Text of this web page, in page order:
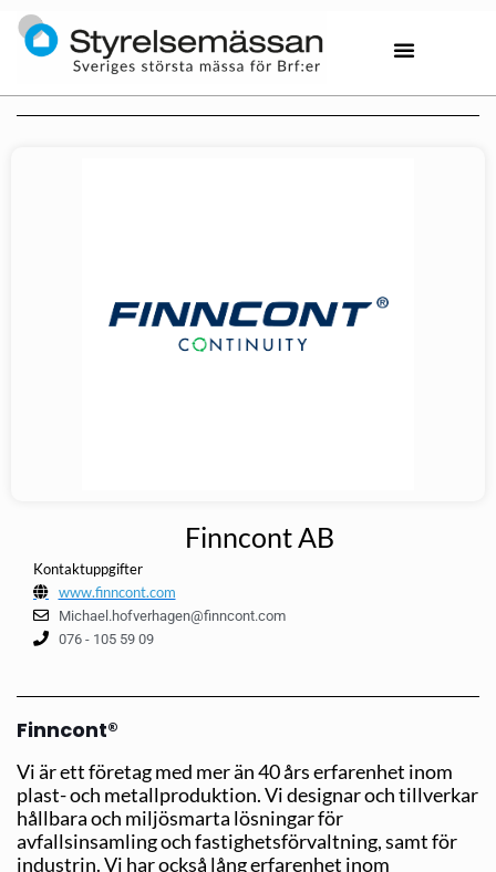
Finncont AB
Kontaktuppgifter
www.finncont.com
Michael.hofverhagen@finncont.com
076 - 105 59 09
Finncont®
Vi är ett företag med mer än 40 års erfarenhet inom
plast- och metallproduktion. Vi designar och tillverkar
hållbara och miljösmarta lösningar för
avfallsinsamling och fastighetsförvaltning, samt för
industrin. Vi har också lång erfarenhet inom